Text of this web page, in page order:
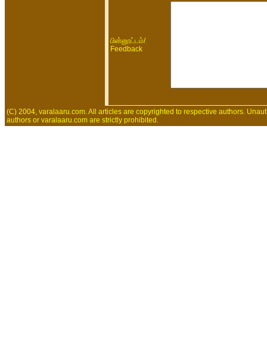
பின்னூட்டம்/
Feedback
(C) 2004, varalaaru.com. All articles are copyrighted to respective authors.
authors or varalaaru.com are strictly prohibited.